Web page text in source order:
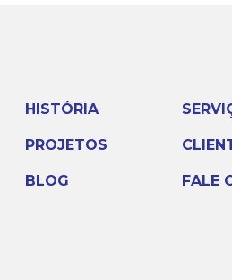
HISTÓRIA
PROJETOS
BLOG FALE